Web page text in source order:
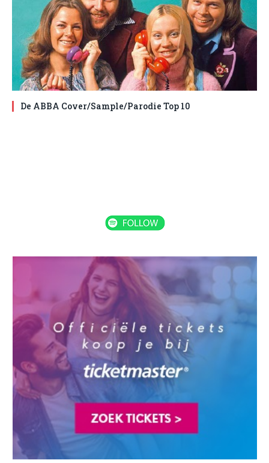
De ABBA Cover/Sample/Parodie Top 10